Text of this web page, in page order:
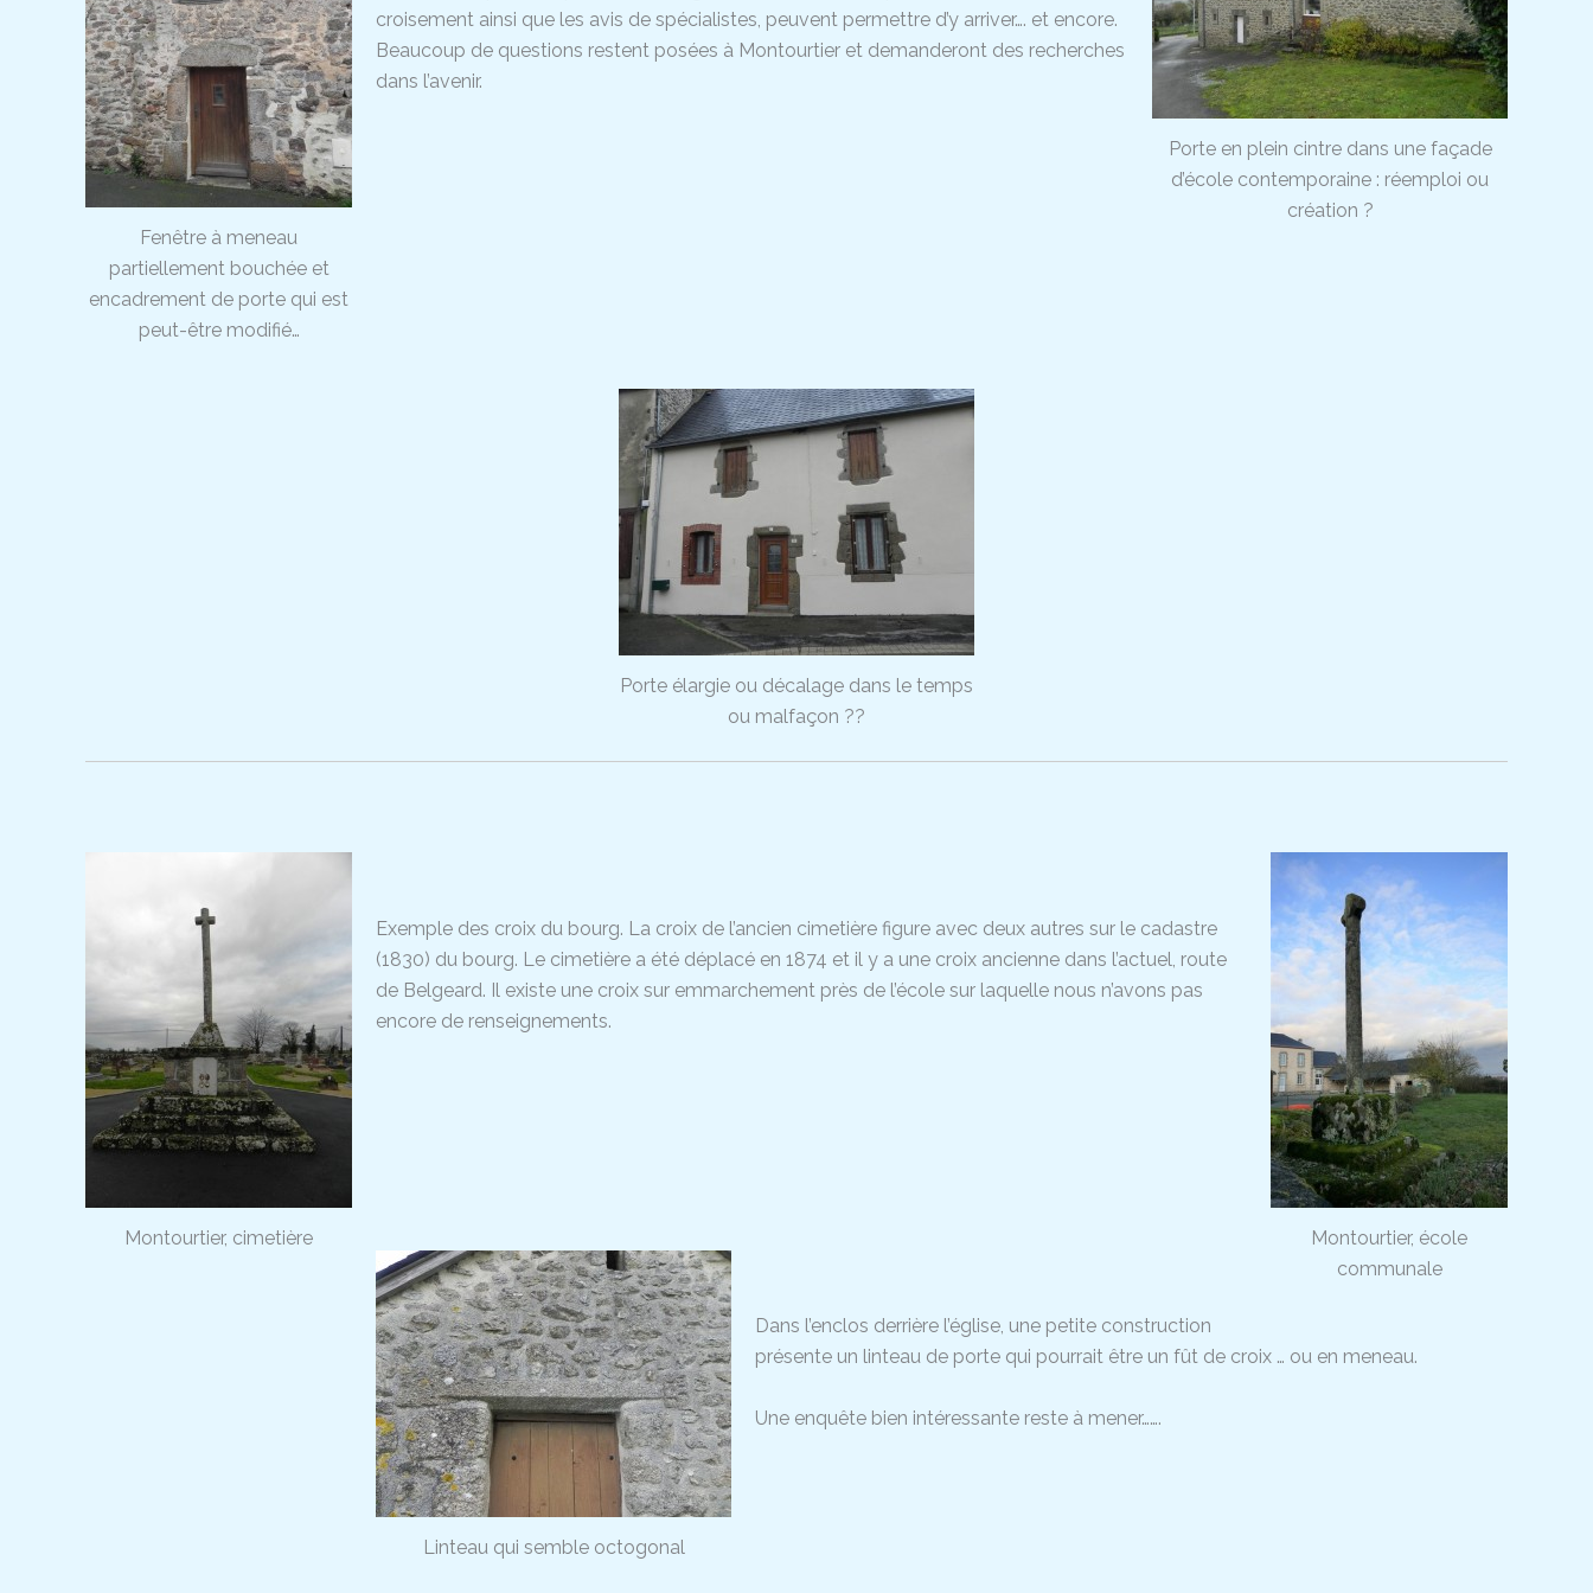
Fenêtre à meneau
partiellement bouchée et
encadrement de porte qui est
peut-être modifié…
Porte en plein cintre dans une façade
d’école contemporaine : réemploi ou
création ?
croisement ainsi que les avis de spécialistes, peuvent permettre d’y arriver…. et encore.
Beaucoup de questions restent posées à Montourtier et demanderont des recherches
dans l’avenir.
Porte élargie ou décalage dans le temps
ou malfaçon ??
Montourtier, cimetière
Montourtier, école
communale
Exemple des croix du bourg. La croix de l’ancien cimetière figure avec deux autres sur le cadastre
(1830) du bourg. Le cimetière a été déplacé en 1874 et il y a une croix ancienne dans l’actuel, route
de Belgeard. Il existe une croix sur emmarchement près de l’école sur laquelle nous n’avons pas
encore de renseignements.
Linteau qui semble octogonal
Dans l’enclos derrière l’église, une petite construction
présente un linteau de porte qui pourrait être un fût de croix … ou en meneau.
Une enquête bien intéressante reste à mener…….